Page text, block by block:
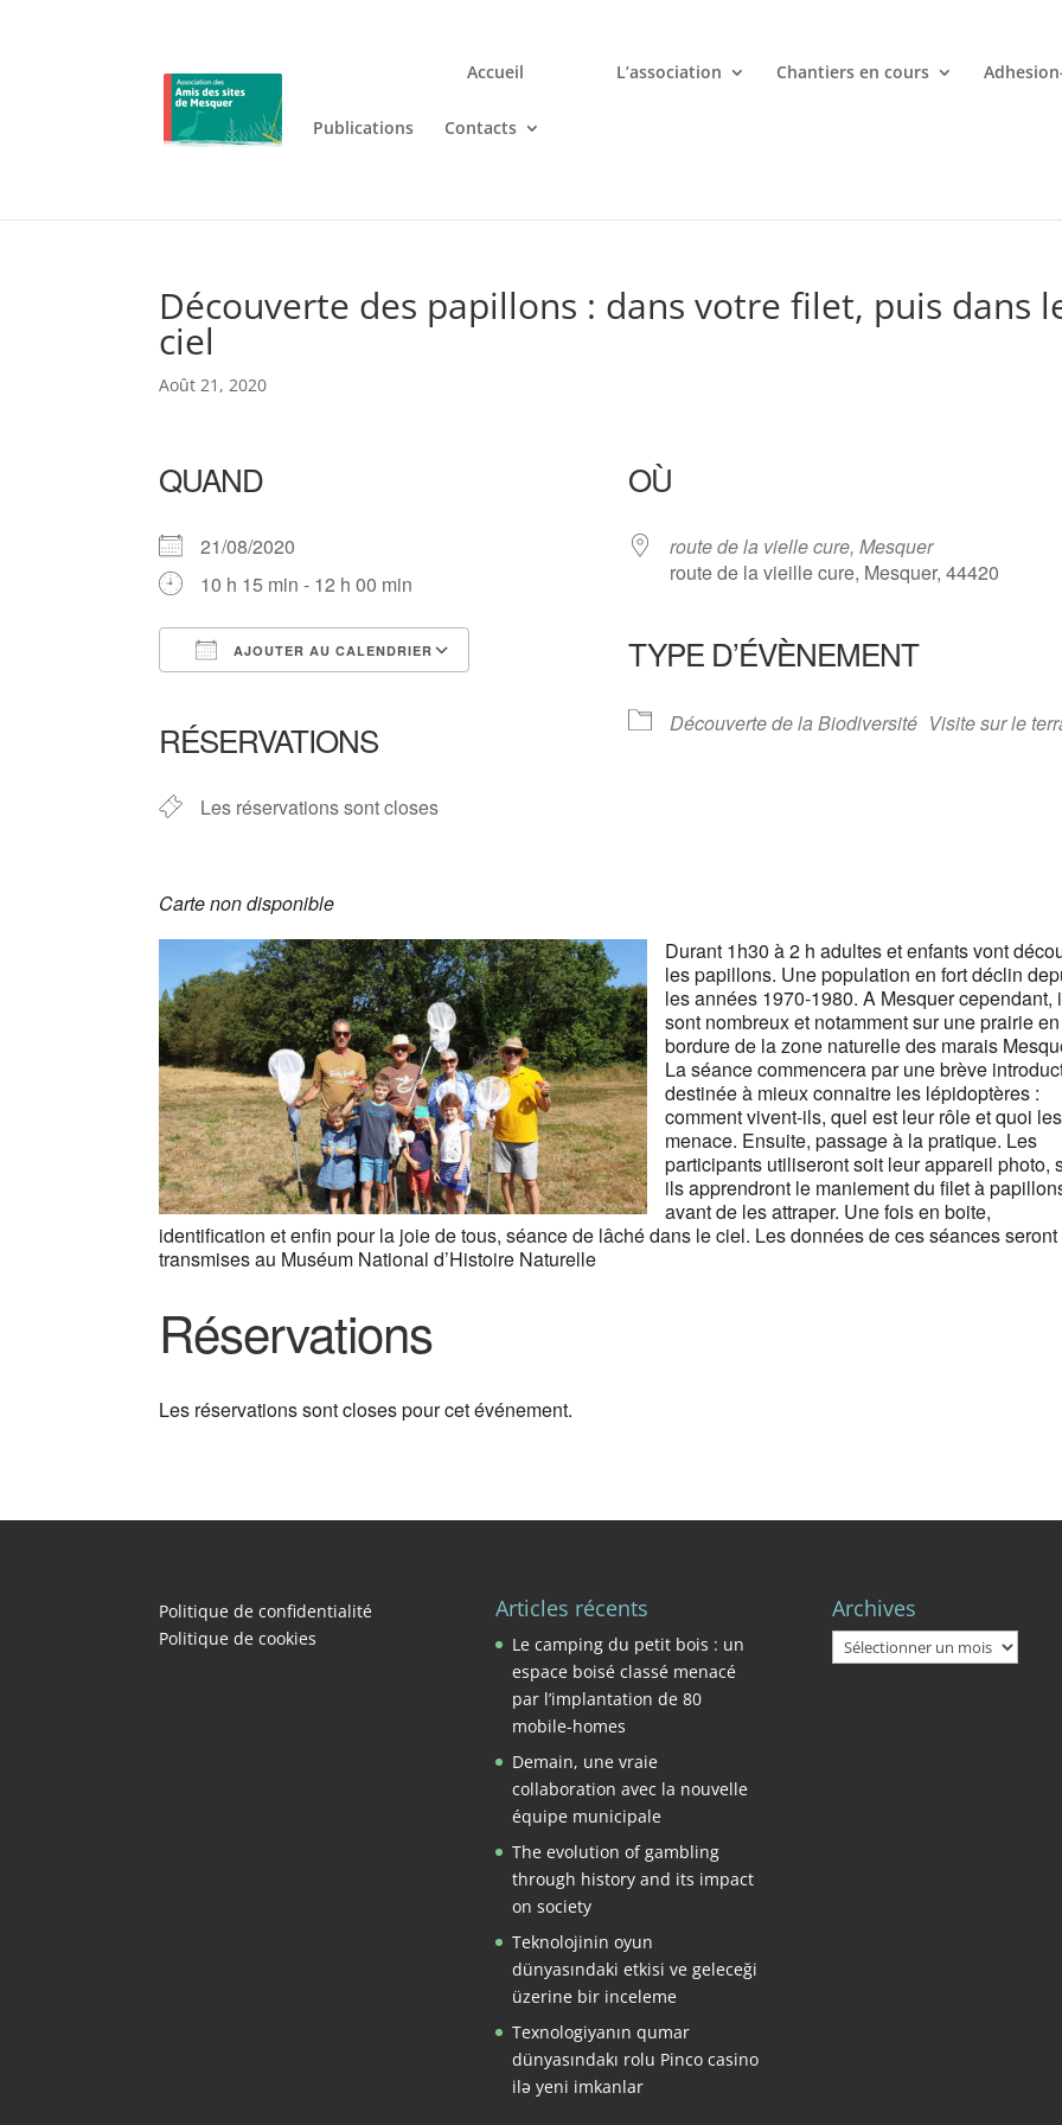
Accueil L’association Chantiers en cours
Publications Contacts
Jouez n’importe où et n’importe quand avec votre smartphone chez
Découverte des papillons : dans votre filet, puis dans
ciel
Août 21, 2020
QUAND
21/08/2020
10 h 15 min - 12 h 00 min
AJOUTER AU CALENDRIER
RÉSERVATIONS
Les réservations sont closes
OÙ
route de la vielle cure, Mesquer
route de la vieille cure, Mesquer, 44420
TYPE D’ÉVÈNEMENT
Découverte de la Biodiversité Visite sur le
Carte non disponible
Durant 1h30 à 2 h adultes et enfants vont
les papillons. Une population en fort déclin
les années 1970-1980. A Mesquer cependant,
sont nombreux et notamment sur une prairie en
bordure de la zone naturelle des marais
La séance commencera par une brève
destinée à mieux connaitre les lépidoptères :
comment vivent-ils, quel est leur rôle et quoi les
menace. Ensuite, passage à la pratique. Les
participants utiliseront soit leur appareil photo,
ils apprendront le maniement du filet à
avant de les attraper. Une fois en boite,
identification et enfin pour la joie de tous, séance de lâché dans le ciel. Les données de ces séances seront
transmises au Muséum National d’Histoire Naturelle
Réservations
Les réservations sont closes pour cet événement.
Politique de confidentialité
Politique de cookies
Articles récents
Le camping du petit bois : un
espace boisé classé menacé
par l’implantation de 80
mobile-homes
Demain, une vraie
collaboration avec la nouvelle
équipe municipale
The evolution of gambling
through history and its impact
on society
Teknolojinin oyun
dünyasındaki etkisi ve geleceği
üzerine bir inceleme
Texnologiyanın qumar
dünyasındakı rolu Pinco casino
ilə yeni imkanlar
Archives
Archives